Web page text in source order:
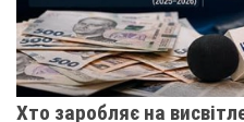
Хто заробляє на